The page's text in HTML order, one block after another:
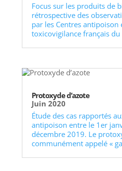
Focus sur les produits de
rétrospective des
par les Centres antipoison
toxicovigilance français du
Protoxyde d’azote
Juin 2020
Étude des cas rapportés
antipoison entre le 1er
décembre 2019. Le
communément appelé «